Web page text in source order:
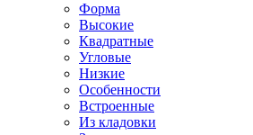
Форма
Высокие
Квадратные
Угловые
Низкие
Особенности
Встроенные
Из кладовки